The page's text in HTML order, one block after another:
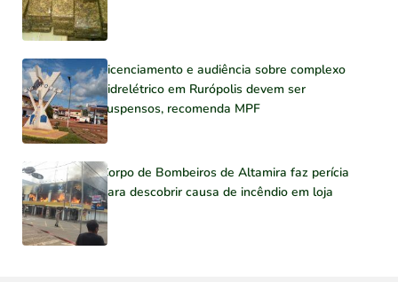
Licenciamento e audiência sobre complexo
hidrelétrico em Rurópolis devem ser
suspensos, recomenda MPF
Corpo de Bombeiros de Altamira faz perícia
para descobrir causa de incêndio em loja